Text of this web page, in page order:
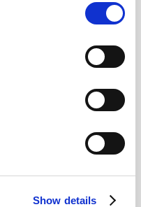
Show details